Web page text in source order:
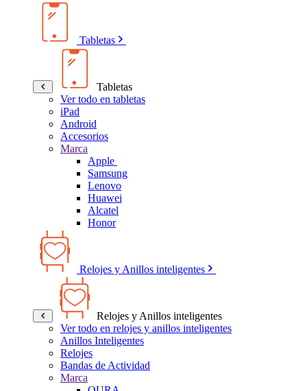
Tabletas
Tabletas
Ver todo en tabletas
iPad
Android
Accesorios
Marca
Apple
Samsung
Lenovo
Huawei
Alcatel
Honor
Relojes y Anillos inteligentes
Relojes y Anillos inteligentes
Ver todo en relojes y anillos inteligentes
Anillos Inteligentes
Relojes
Bandas de Actividad
Marca